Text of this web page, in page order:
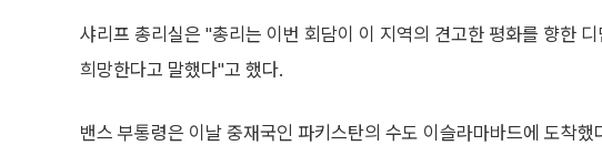
샤리프 총리실은 "총리는 이번 회담이 이 지역의 견고한 평화를 향한
희망한다고 말했다"고 했다.
밴스 부통령은 이날 중재국인 파키스탄의 수도 이슬라마바드에 도착했